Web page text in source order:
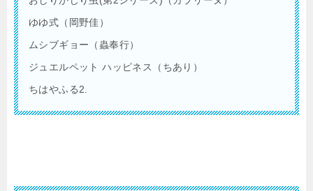
ゆゆ式（岡野佳）
ムシブギョー（蟲奉行）
ジュエルペット ハッピネス（ちあり）
ちはやふる2.